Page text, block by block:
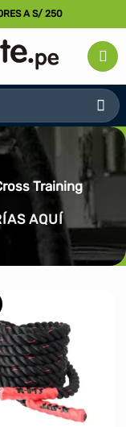
A S/ 250
Training
AQUÍ